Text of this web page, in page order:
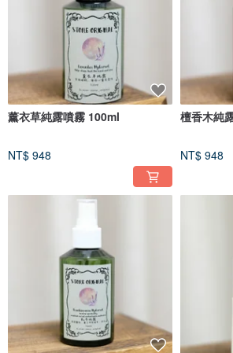
薰衣草純露噴霧 100ml
NT$ 948
檀香木純
NT$ 948